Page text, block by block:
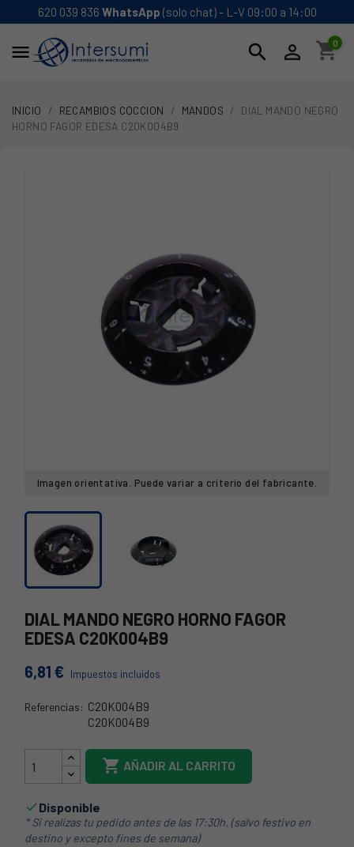
620 039 836 WhatsApp (solo chat) - L-V 09:00 a 14:00
 search  shopping_cart
0
INICIO RECAMBIOS COCCION MANDOS
DIAL MANDO NEGRO
HORNO FAGOR EDESA C20K004B9
Imagen orientativa. Puede variar a criterio del fabricante.
DIAL MANDO NEGRO HORNO FAGOR
EDESA C20K004B9
6,81 € Impuestos incluidos
Referencias: C20K004B9
C20K004B9
 AÑADIR AL CARRITO
Disponible
* Si realizas tu pedido antes de las 17:30h. (salvo festivo en
destino y excepto fines de semana)